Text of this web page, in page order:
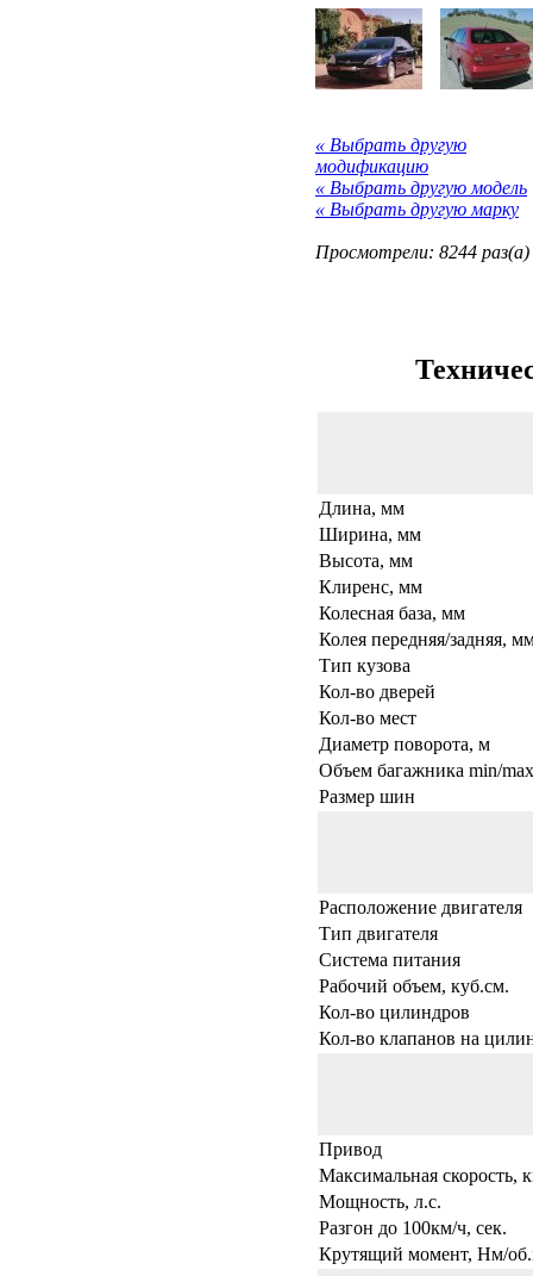
« Выбрать другую
модификацию
« Выбрать другую модель
« Выбрать другую марку
Просмотрели: 8244 раз(а)
Длина, мм
Ширина, мм
Высота, мм
Клиренс, мм
Колесная база, мм
Колея передняя/задняя,
Тип кузова
Кол-во дверей
Кол-во мест
Диаметр поворота, м
Объем багажника min/
Размер шин
Расположение двигателя
Тип двигателя
Система питания
Рабочий объем, куб.см.
Кол-во цилиндров
Кол-во клапанов на
Привод
Максимальная скорость,
Мощность, л.с.
Разгон до 100км/ч, сек.
Крутящий момент, Нм/